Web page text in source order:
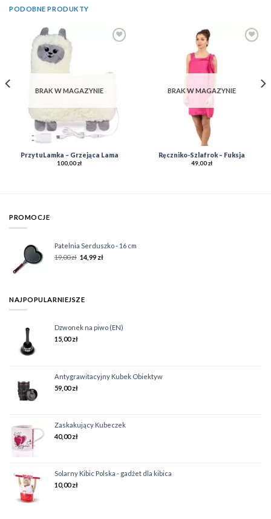
PODOBNE PRODUKTY
BRAK W MAGAZYNIE
PrzytuLamka – Grzejąca Lama
100,00zł
BRAK W MAGAZYNIE
Ręczniko-Szlafrok – Fuksja
49,00zł
PROMOCJE
Patelnia Serduszko - 16 cm
19,00zł 14,99 zł
NAJPOPULARNIEJSZE
Dzwonek na piwo (EN)
15,00zł
Antygrawitacyjny Kubek Obiektyw
59,00zł
Zaskakujący Kubeczek
40,00zł
Solarny Kibic Polska - gadżet dla kibica
10,00zł